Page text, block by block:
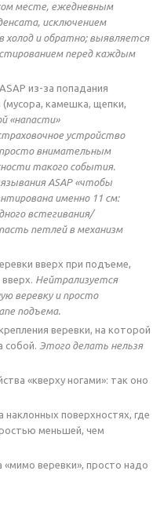
месте, ежедневным
исключением
холод и обратно; выявляется
перед каждым
из-за попадания
камешка, щепки,
«напасти»
устройство
внимательным
такого события.
ASAP «чтобы
именно 11 см:
встегивания/
петлей в механизм
вверх при подъеме,
Нейтрализуется
веревку и просто
подъема.
веревки, на которой
собой. Этого делать нельзя
«кверху ногами»: так оно
наклонных поверхностях, где
меньшей, чем
«мимо веревки», просто надо